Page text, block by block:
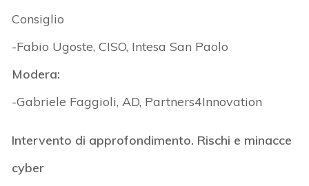
Consiglio
-Fabio Ugoste, CISO, Intesa San Paolo
Modera:
-Gabriele Faggioli, AD, Partners4Innovation
Intervento di approfondimento. Rischi e minacce
cyber